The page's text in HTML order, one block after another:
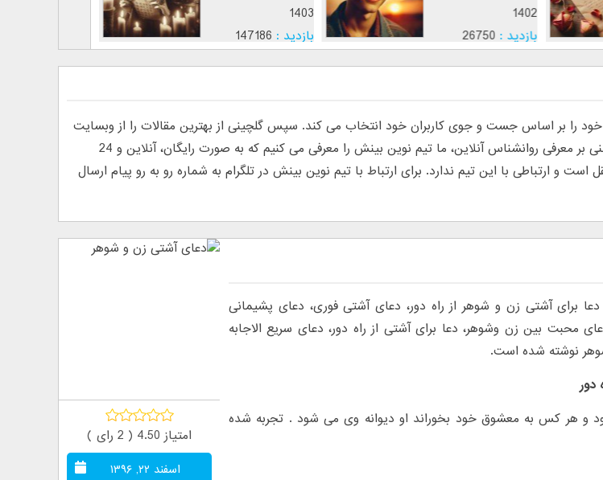
1403
بازدید : 147186
1402
بازدید : 26750
بر اساس جست و جوی کاربران خود انتخاب می کند. سپس گلچینی از بهترین مقالات را از وبسایت
های فارسی و انگلیسی پیدا کرده و منتشر می کند. به دلیل درخواست خوانندگان مبنی بر معرفی روانشناس آنلاین، ما تیم نوین بینش را معرفی می کنیم که به صورت رایگان، آنلاین و 24
با این تیم ندارد. برای ارتباط با تیم نوین بینش در تلگرام به شماره رو به رو پیام ارسال
امتیاز 4.50 ( 2 رای )
اسفند ۲۲, ۱۳۹۶
برای آشتی زن و شوهر از راه دور، دعای آشتی فوری، دعای پشیمانی
محبت بین زن وشوهر، دعا برای آشتی از راه دور، دعای سریع الاجابه
نوشته شده است.
دور
خوانده شود و هر کس به معشوق خود بخوراند او دیوانه وی می شود . تجربه شده